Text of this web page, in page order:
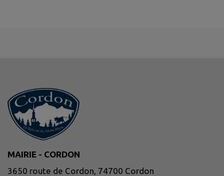
MAIRIE - CORDON
3650 route de Cordon, 74700 Cordon